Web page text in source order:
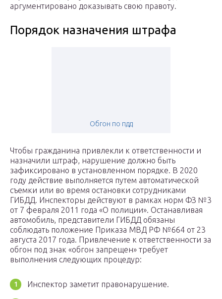
аргументировано доказывать свою правоту.
Порядок назначения штрафа
Обгон по пдд
Чтобы гражданина привлекли к ответственности и
назначили штраф, нарушение должно быть
зафиксировано в установленном порядке. В 2020
году действие выполняется путем автоматической
съемки или во время остановки сотрудниками
ГИБДД. Инспекторы действуют в рамках норм ФЗ №3
от 7 февраля 2011 года «О полиции». Останавливая
автомобиль, представители ГИБДД обязаны
соблюдать положение Приказа МВД РФ №664 от 23
августа 2017 года. Привлечение к ответственности за
обгон под знак «обгон запрещен» требует
выполнения следующих процедур:
Инспектор заметит правонарушение.